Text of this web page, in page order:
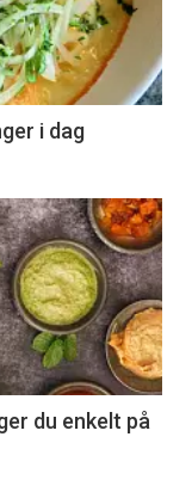
i dag
du enkelt på